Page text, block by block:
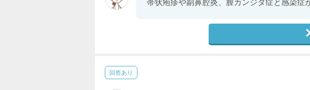
帯状疱疹や副鼻腔炎、膣カンジダ症と感染症
回答あり